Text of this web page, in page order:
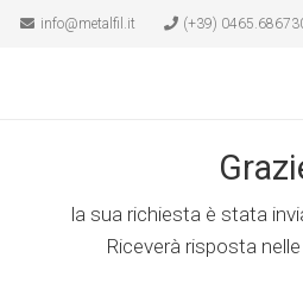
info@metalfil.it (+39)
la sua richiesta è stata
Riceverà risposta